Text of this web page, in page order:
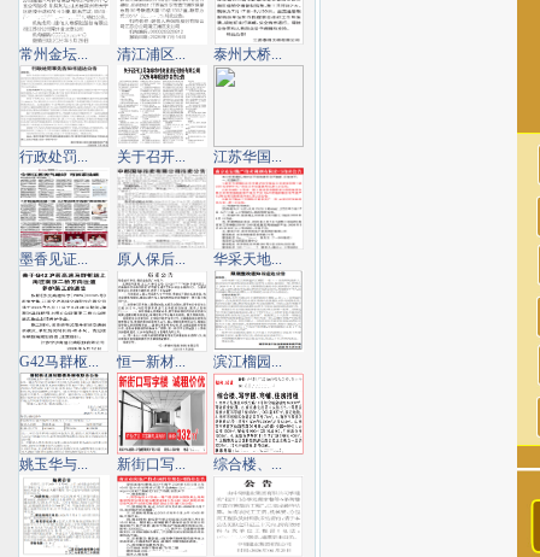
常州金坛... 清江浦区... 泰州大桥...
行政处罚... 关于召开... 江苏华国...
墨香见证... 原人保后... 华采天地...
G42马群枢... 恒一新材... 滨江榴园...
姚玉华与... 新街口写... 综合楼、...